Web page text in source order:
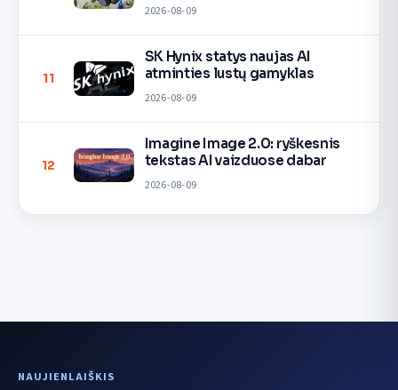
2026-08-09
11
SK Hynix statys naujas AI
atminties lustų gamyklas
2026-08-09
12
Imagine Image 2.0: ryškesnis
tekstas AI vaizduose dabar
2026-08-09
NAUJIENLAIŠKIS